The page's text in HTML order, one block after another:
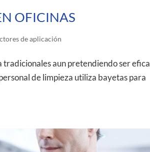
OFICINAS
de aplicación
aun pretendiendo ser
de limpieza utiliza bayetas para